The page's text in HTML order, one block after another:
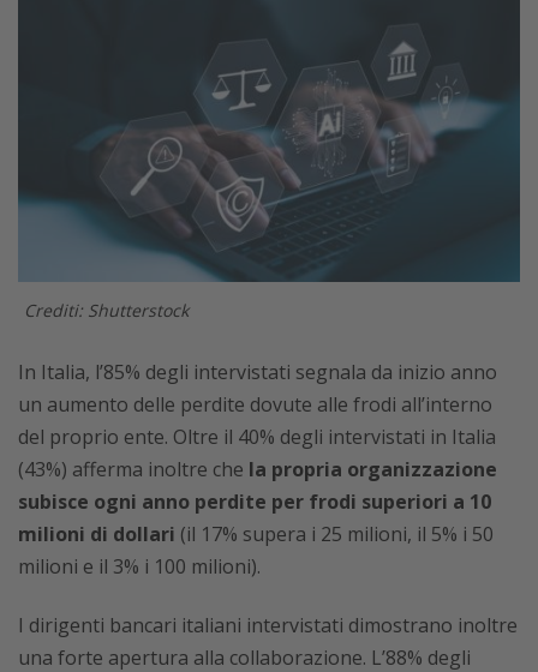
Crediti: Shutterstock
In Italia, l’85% degli intervistati segnala da inizio anno
un aumento delle perdite dovute alle frodi all’interno
del proprio ente. Oltre il 40% degli intervistati in Italia
(43%) afferma inoltre che la propria organizzazione
subisce ogni anno perdite per frodi superiori a 10
milioni di dollari (il 17% supera i 25 milioni, il 5% i 50
milioni e il 3% i 100 milioni).
I dirigenti bancari italiani intervistati dimostrano inoltre
una forte apertura alla collaborazione. L’88% degli